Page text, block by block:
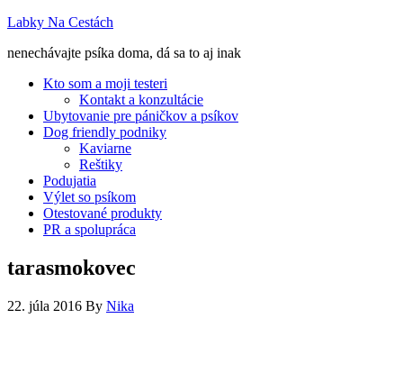
Labky Na Cestách
nenechávajte psíka doma, dá sa to aj inak
Kto som a moji testeri
Kontakt a konzultácie
Ubytovanie pre páničkov a psíkov
Dog friendly podniky
Kaviarne
Reštiky
Podujatia
Výlet so psíkom
Otestované produkty
PR a spolupráca
tarasmokovec
22. júla 2016 By Nika